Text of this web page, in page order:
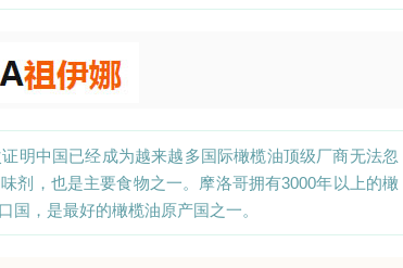
明中国已经成为越来越多国际橄榄油顶级厂商无法忽
剂，也是主要食物之一。摩洛哥拥有3000年以上的橄
，是最好的橄榄油原产国之一。